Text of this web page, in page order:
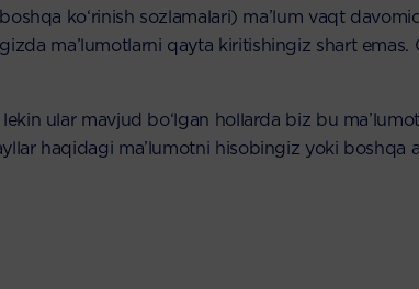
ko‘rinish sozlamalari) ma’lum vaqt
ma’lumotlarni qayta kiritishingiz shart
ular mavjud bo‘lgan hollarda biz bu
haqidagi ma’lumotni hisobingiz yoki boshqa